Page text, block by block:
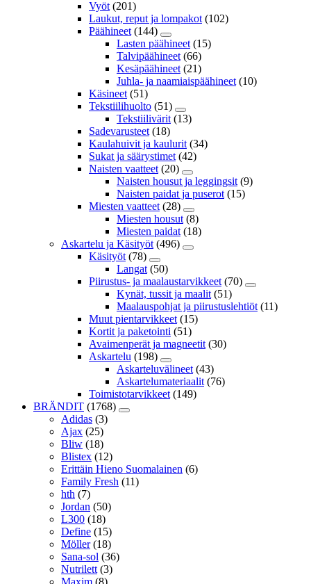
Vyöt (201)
Laukut, reput ja lompakot (102)
Päähineet (144)
Lasten päähineet (15)
Talvipäähineet (66)
Kesäpäähineet (21)
Juhla- ja naamiaispäähineet (10)
Käsineet (51)
Tekstiilihuolto (51)
Tekstiilivärit (13)
Sadevarusteet (18)
Kaulahuivit ja kaulurit (34)
Sukat ja säärystimet (42)
Naisten vaatteet (20)
Naisten housut ja leggingsit (9)
Naisten paidat ja puserot (15)
Miesten vaatteet (28)
Miesten housut (8)
Miesten paidat (18)
Askartelu ja Käsityöt (496)
Käsityöt (78)
Langat (50)
Piirustus- ja maalaustarvikkeet (70)
Kynät, tussit ja maalit (51)
Maalauspohjat ja piirustuslehtiöt (11)
Muut pientarvikkeet (15)
Kortit ja paketointi (51)
Avaimenperät ja magneetit (30)
Askartelu (198)
Askarteluvälineet (43)
Askartelumateriaalit (76)
Toimistotarvikkeet (149)
BRÄNDIT (1768)
Adidas (3)
Ajax (25)
Bliw (18)
Blistex (12)
Erittäin Hieno Suomalainen (6)
Family Fresh (11)
hth (7)
Jordan (50)
L300 (18)
Define (15)
Möller (18)
Sana-sol (36)
Nutrilett (3)